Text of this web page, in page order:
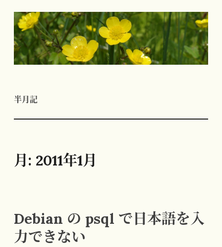
コ
ン
テ
ン
ス
半月記
月: 2011年1月
Debian の psql で日本語を入
力できない